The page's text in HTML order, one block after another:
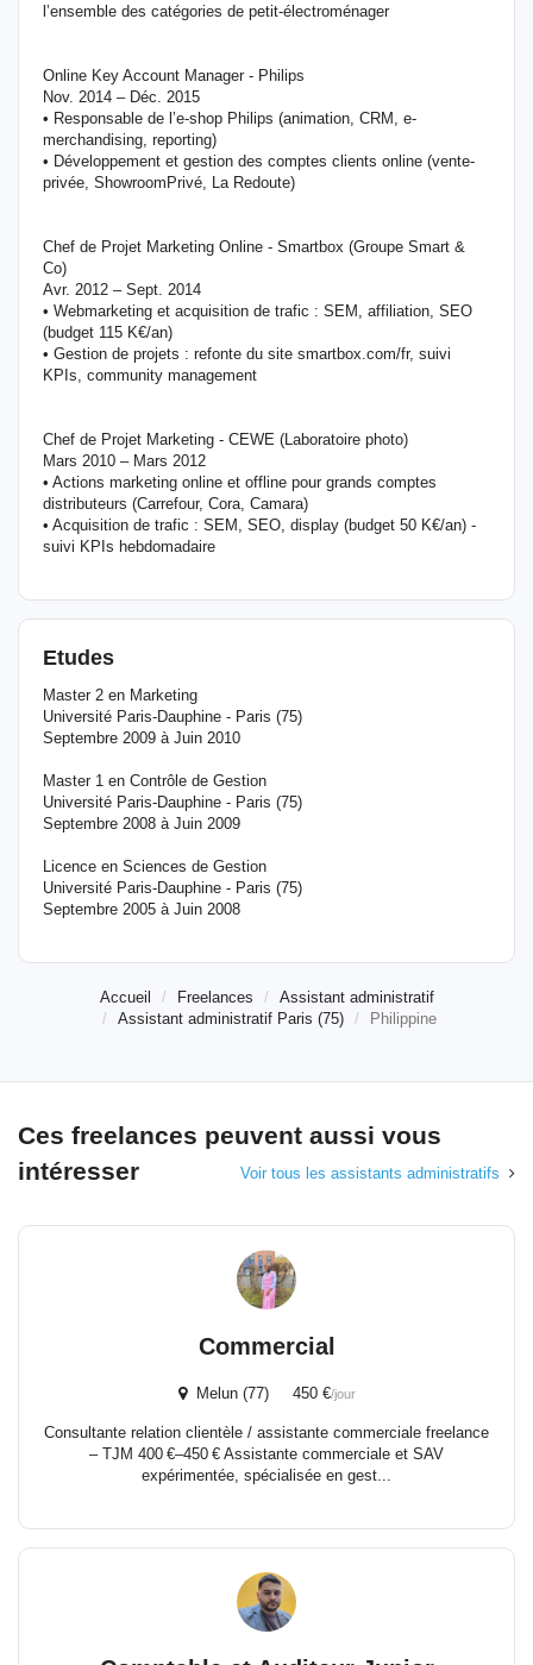
l’ensemble des catégories de petit-électroménager
Online Key Account Manager - Philips
Nov. 2014 – Déc. 2015
• Responsable de l’e-shop Philips (animation, CRM, e-
merchandising, reporting)
• Développement et gestion des comptes clients online (vente-
privée, ShowroomPrivé, La Redoute)
Chef de Projet Marketing Online - Smartbox (Groupe Smart &
Co)
Avr. 2012 – Sept. 2014
• Webmarketing et acquisition de trafic : SEM, affiliation, SEO
(budget 115 K€/an)
• Gestion de projets : refonte du site smartbox.com/fr, suivi
KPIs, community management
Chef de Projet Marketing - CEWE (Laboratoire photo)
Mars 2010 – Mars 2012
• Actions marketing online et offline pour grands comptes
distributeurs (Carrefour, Cora, Camara)
• Acquisition de trafic : SEM, SEO, display (budget 50 K€/an) -
suivi KPIs hebdomadaire
Etudes
Master 2 en Marketing
Université Paris-Dauphine - Paris (75)
Septembre 2009 à Juin 2010
Master 1 en Contrôle de Gestion
Université Paris-Dauphine - Paris (75)
Septembre 2008 à Juin 2009
Licence en Sciences de Gestion
Université Paris-Dauphine - Paris (75)
Septembre 2005 à Juin 2008
Accueil Freelances
Assistant administratif
Assistant administratif Paris (75)
Philippine
Ces freelances peuvent aussi vous
intéresser
Voir tous les assistants administratifs
Commercial
Melun (77) 450 €/jour
Consultante relation clientèle / assistante commerciale freelance
– TJM 400 €–450 € Assistante commerciale et SAV
expérimentée, spécialisée en gest...